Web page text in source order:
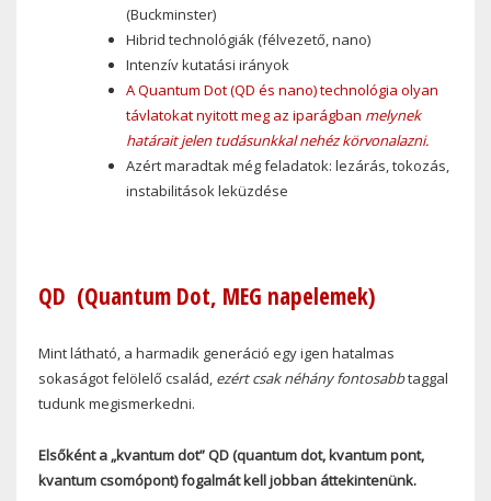
(Buckminster)
Hibrid technológiák (félvezető, nano)
Intenzív kutatási irányok
A Quantum Dot (QD és nano) technológia olyan
távlatokat nyitott meg az iparágban melynek
határait jelen tudásunkkal nehéz körvonalazni.
Azért maradtak még feladatok: lezárás, tokozás,
instabilitások leküzdése
QD (Quantum Dot, MEG napelemek)
Mint látható, a harmadik generáció egy igen hatalmas
sokaságot felölelő család, ezért csak néhány fontosabbtaggal
tudunk megismerkedni.
Elsőként a „kvantum dot” QD (quantum dot, kvantum pont,
kvantum csomópont) fogalmát kell jobban áttekintenünk.